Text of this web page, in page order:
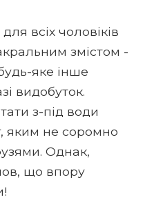
всіх чоловіків
змістом -
яке інше
видобуток.
з-під води
яким не соромно
Однак,
що впору